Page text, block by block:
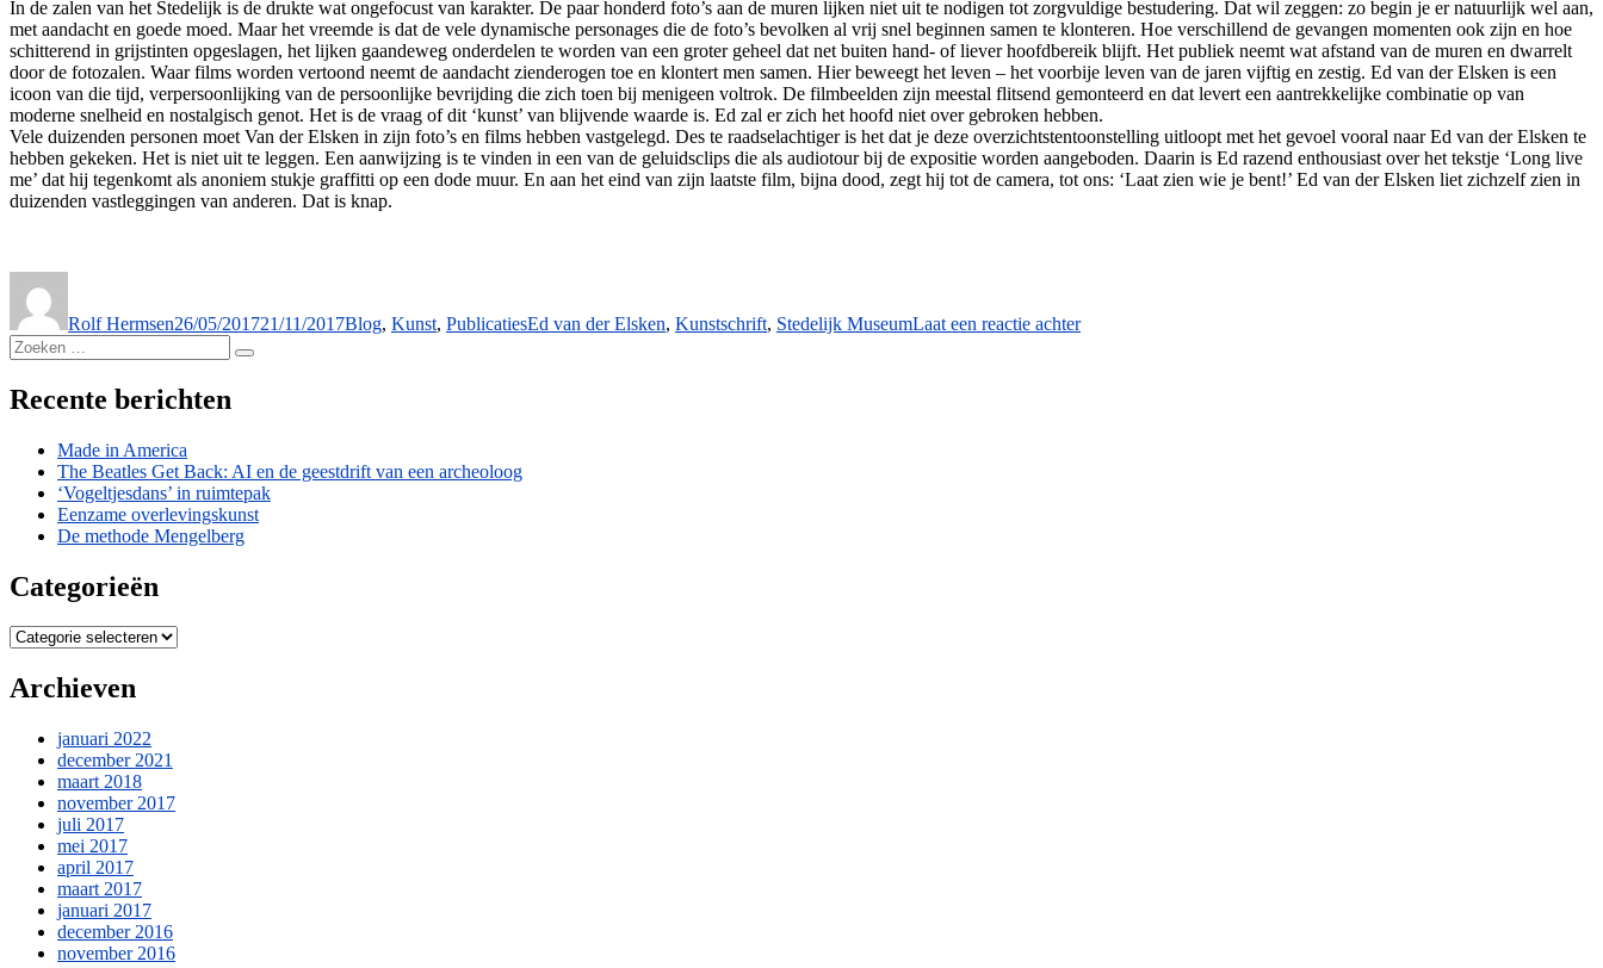
In de zalen van het Stedelijk is de drukte wat ongefocust van karakter. De paar honderd foto’s aan de muren lijken niet uit te nodigen tot zorgvuldige bestudering. Dat wil zeggen: zo begin je er natuurlijk wel aan,
met aandacht en goede moed. Maar het vreemde is dat de vele dynamische personages die de foto’s bevolken al vrij snel beginnen samen te klonteren. Hoe verschillend de gevangen momenten ook zijn en hoe
schitterend in grijstinten opgeslagen, het lijken gaandeweg onderdelen te worden van een groter geheel dat net buiten hand- of liever hoofdbereik blijft. Het publiek neemt wat afstand van de muren en dwarrelt
door de fotozalen. Waar films worden vertoond neemt de aandacht zienderogen toe en klontert men samen. Hier beweegt het leven – het voorbije leven van de jaren vijftig en zestig. Ed van der Elsken is een
icoon van die tijd, verpersoonlijking van de persoonlijke bevrijding die zich toen bij menigeen voltrok. De filmbeelden zijn meestal flitsend gemonteerd en dat levert een aantrekkelijke combinatie op van
moderne snelheid en nostalgisch genot. Het is de vraag of dit ‘kunst’ van blijvende waarde is. Ed zal er zich het hoofd niet over gebroken hebben.
Vele duizenden personen moet Van der Elsken in zijn foto’s en films hebben vastgelegd. Des te raadselachtiger is het dat je deze overzichtstentoonstelling uitloopt met het gevoel vooral naar Ed van der Elsken te
hebben gekeken. Het is niet uit te leggen. Een aanwijzing is te vinden in een van de geluidsclips die als audiotour bij de expositie worden aangeboden. Daarin is Ed razend enthousiast over het tekstje ‘Long live
me’ dat hij tegenkomt als anoniem stukje graffitti op een dode muur. En aan het eind van zijn laatste film, bijna dood, zegt hij tot de camera, tot ons: ‘Laat zien wie je bent!’ Ed van der Elsken liet zichzelf zien in
duizenden vastleggingen van anderen. Dat is knap.
Rolf Hermsen26/05/201721/11/2017Blog, Kunst, PublicatiesEd van der Elsken, Kunstschrift, Stedelijk MuseumLaat een reactie achtervan
Zoeken
naar:
Zoeken
Recente berichten
Made in America
The Beatles Get Back: AI en de geestdrift van een archeoloog
‘Vogeltjesdans’ in ruimtepak
Eenzame overlevingskunst
De methode Mengelberg
Categorieën
Categorieën
Archieven
januari 2022
december 2021
maart 2018
november 2017
juli 2017
mei 2017
april 2017
maart 2017
januari 2017
december 2016
november 2016